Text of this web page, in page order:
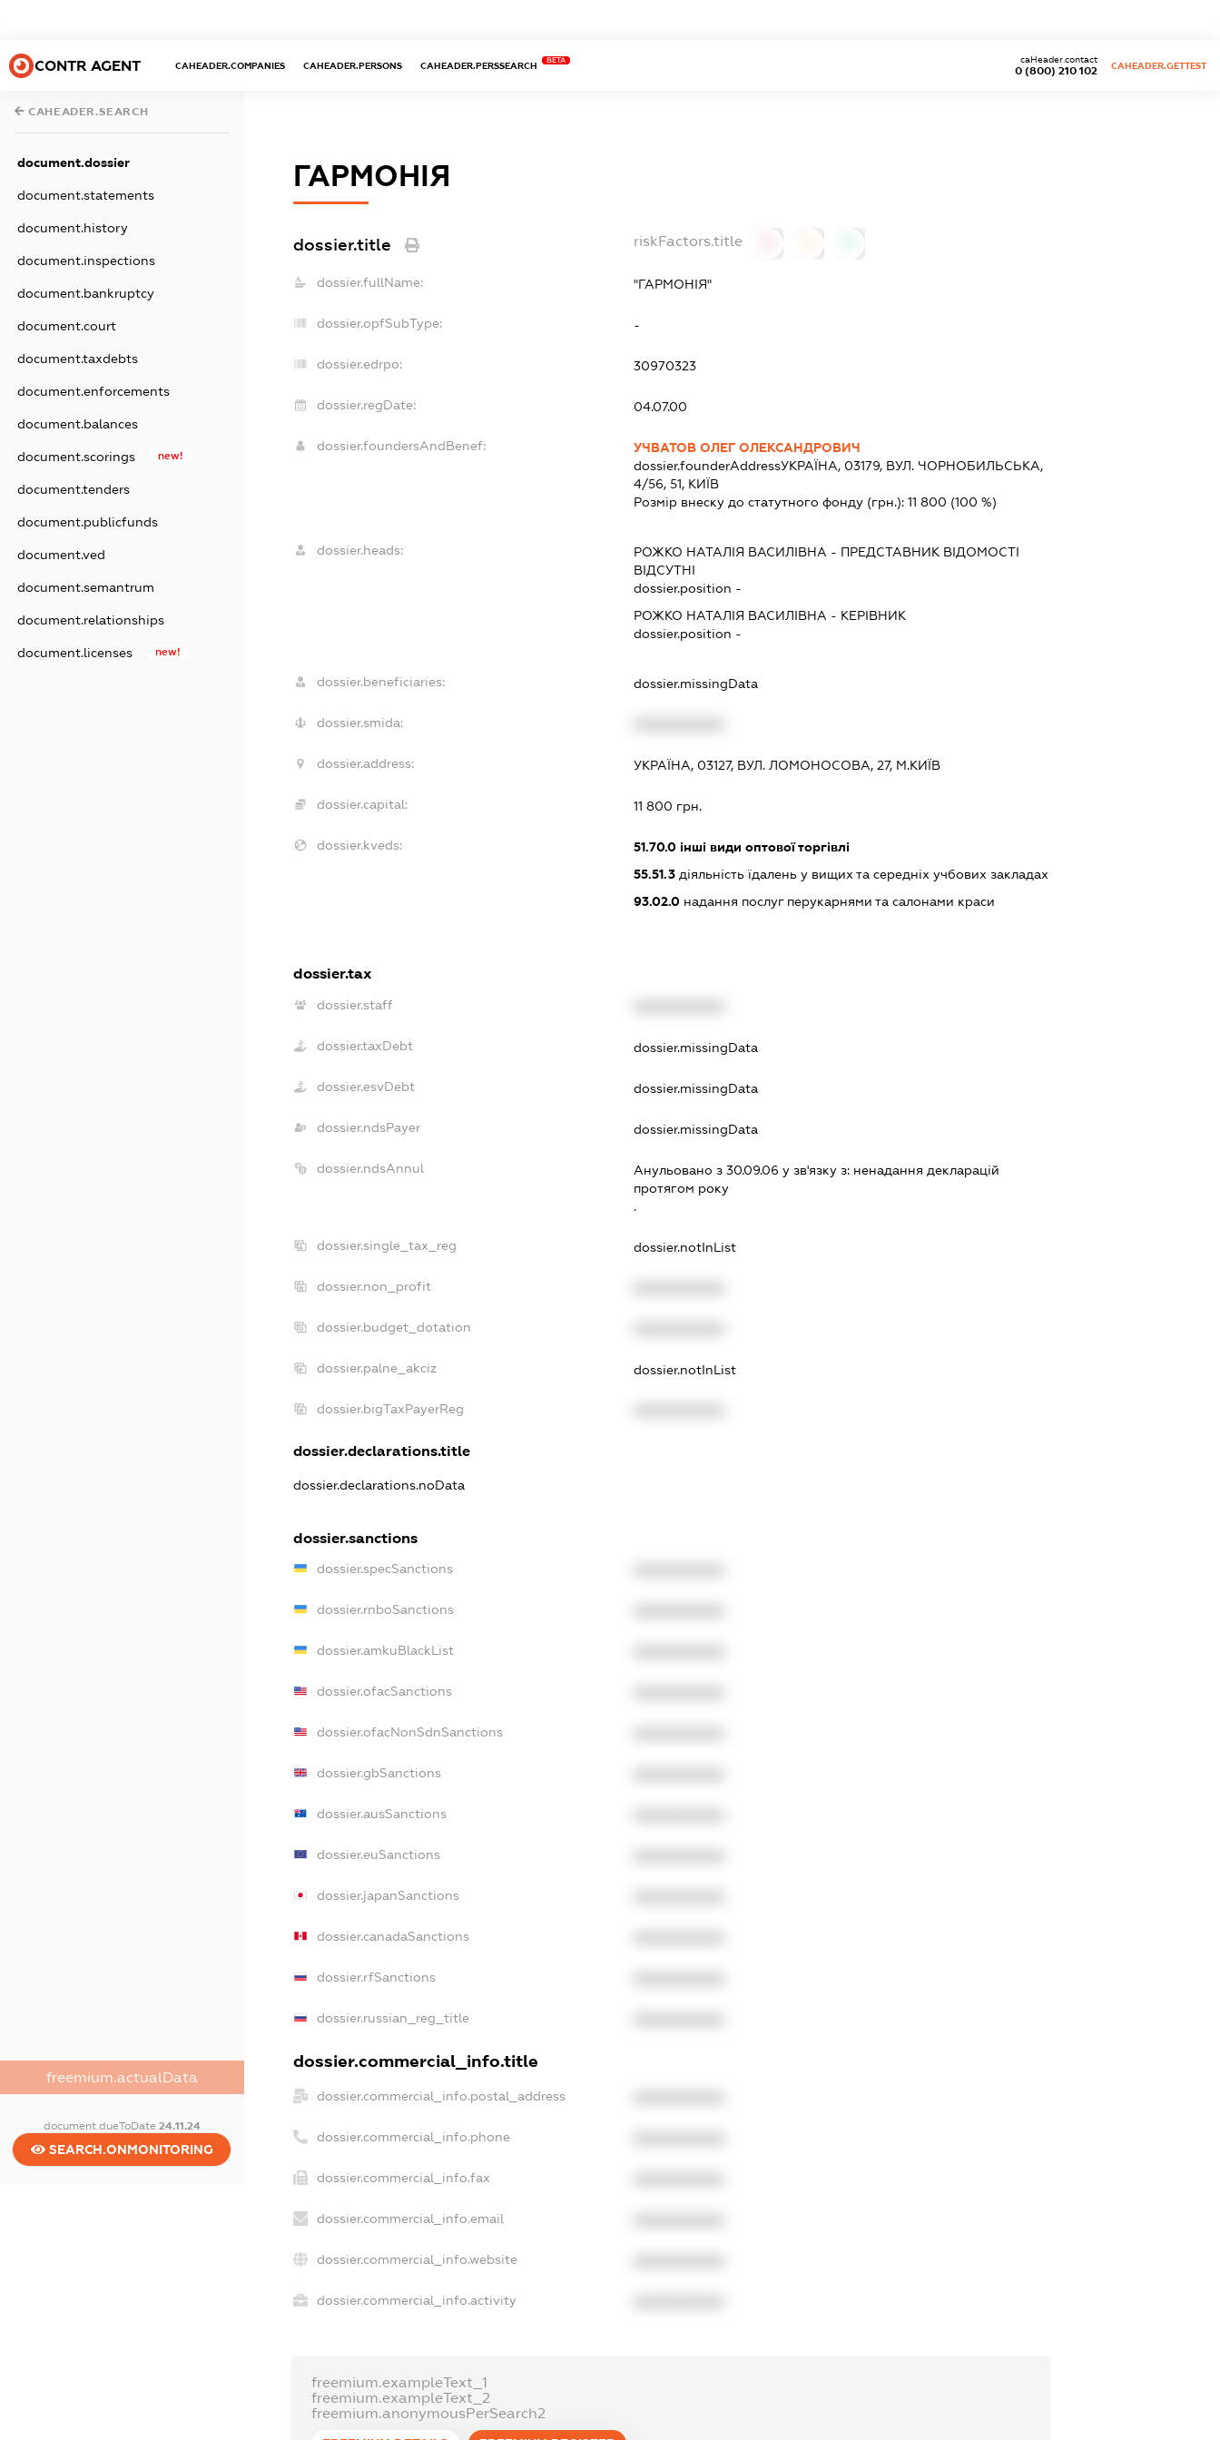
CONTR AGENT CAHEADER.COMPANIES CAHEADER.PERSONS CAHEADER.PERSSEARCH
BETA
0 (800) 210 102
caHeader.contact
CAHEADER.GETTEST
CAHEADER.SEARCH
document.dossier
document.statements
document.history
document.inspections
document.bankruptcy
document.court
document.taxdebts
document.enforcements
document.balances
document.scorings new!
document.tenders
document.publicfunds
document.ved
document.semantrum
document.relationships
document.licenses new!
freemium.actualData
document.dueToDate 24.11.24
SEARCH.ONMONITORING
ГАРМОНІЯ
dossier.title riskFactors.title
dossier.fullName: "ГАРМОНІЯ"
dossier.opfSubType: -
dossier.edrpo: 30970323
dossier.regDate: 04.07.00
dossier.foundersAndBenef:
УЧВАТОВ ОЛЕГ ОЛЕКСАНДРОВИЧ
dossier.founderAddressУКРАЇНА, 03179, ВУЛ. ЧОРНОБИЛЬСЬКА,
4/56, 51, КИЇВ
Розмір внеску до статутного фонду (грн.): 11 800 (100 %)
dossier.heads: РОЖКО НАТАЛІЯ ВАСИЛІВНА - ПРЕДСТАВНИК ВІДОМОСТІ
ВІДСУТНІ
dossier.position -
РОЖКО НАТАЛІЯ ВАСИЛІВНА - КЕРІВНИК
dossier.position -
dossier.beneficiaries: dossier.missingData
dossier.smida:
dossier.address: УКРАЇНА, 03127, ВУЛ. ЛОМОНОСОВА, 27, М.КИЇВ
dossier.capital: 11 800 грн.
dossier.kveds: 51.70.0інші види оптової торгівлі
55.51.3діяльність їдалень у вищих та середніх учбових закладах
93.02.0надання послуг перукарнями та салонами краси
dossier.tax
dossier.staff
dossier.taxDebt dossier.missingData
dossier.esvDebt dossier.missingData
dossier.ndsPayer dossier.missingData
dossier.ndsAnnul Анульовано з 30.09.06 у зв'язку з: ненадання декларацiй
протягом року
.
dossier.single_tax_reg dossier.notInList
dossier.non_profit
dossier.budget_dotation
dossier.palne_akciz dossier.notInList
dossier.bigTaxPayerReg
dossier.declarations.title
dossier.declarations.noData
dossier.sanctions
dossier.specSanctions
dossier.rnboSanctions
dossier.amkuBlackList
dossier.ofacSanctions
dossier.ofacNonSdnSanctions
dossier.gbSanctions
dossier.ausSanctions
dossier.euSanctions
dossier.japanSanctions
dossier.canadaSanctions
dossier.rfSanctions
dossier.russian_reg_title
dossier.commercial_info.title
dossier.commercial_info.postal_address
dossier.commercial_info.phone
dossier.commercial_info.fax
dossier.commercial_info.email
dossier.commercial_info.website
dossier.commercial_info.activity
freemium.exampleText_1
freemium.exampleText_2
freemium.anonymousPerSearch2